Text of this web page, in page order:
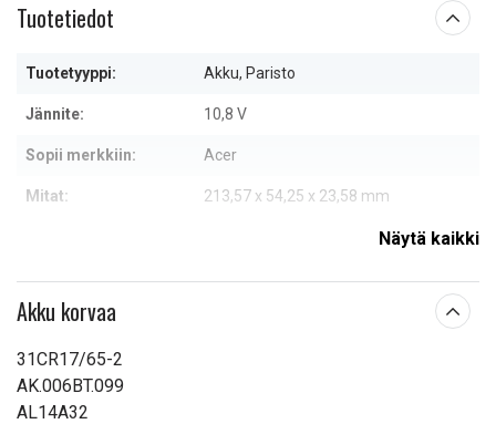
Tuotetiedot
Tuotetyyppi: Akku, Paristo
Jännite: 10,8 V
Sopii merkkiin: Acer
Mitat: 213,57 x 54,25 x 23,58 mm
Näytä kaikki
Akku korvaa
31CR17/65-2
AK.006BT.099
AL14A32